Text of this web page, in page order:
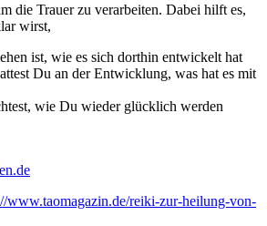
die Trauer zu verarbeiten. Dabei hilft es,
wirst,
ist, wie es sich dorthin entwickelt hat
Du an der Entwicklung, was hat es mit
wie Du wieder glücklich werden
www.taomagazin.de/reiki-zur-heilung-von-